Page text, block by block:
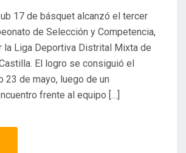
17 de básquet alcanzó el tercer
de Selección y Competencia,
la Liga Deportiva Distrital Mixta de
El logro se consiguió el
23 de mayo, luego de un
frente al equipo […]